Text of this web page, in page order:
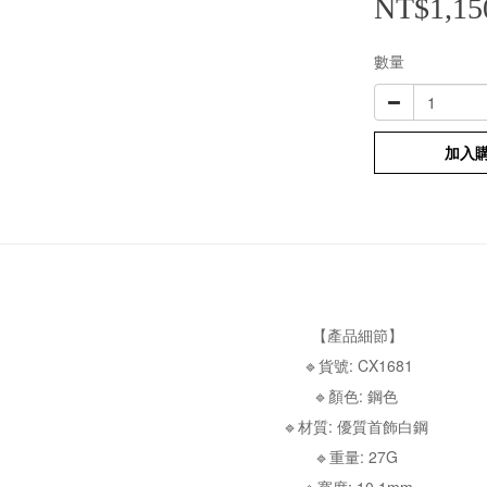
數量
加入
【產品細節】
🔹貨號: CX1681
🔹顏色: 鋼色
🔹材質: 優質首飾白鋼
🔹重量: 27G